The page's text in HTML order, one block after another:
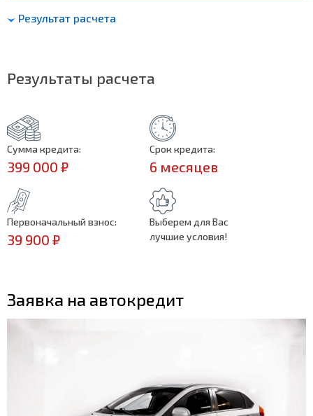
Результат расчета
Результаты расчета
Сумма кредита:
399 000 ₽
Срок кредита:
6 месяцев
Первоначальный взнос:
39 900 ₽
Выберем для Вас
лучшие условия!
Заявка на автокредит